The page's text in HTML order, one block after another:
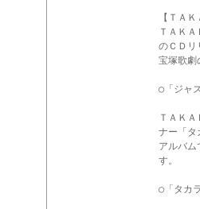
【ＴＡ
ＴＡＫ
のＣＤリ
宝塚歌劇
○「ジャ
ＴＡＫ
ナー「タ
アルバム
す。
○「タカ